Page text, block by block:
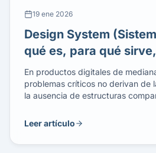
19 ene 2026
Design System
qué es, para qué
implementarlo
En productos digitales de
problemas críticos no derivan de
la ausencia de estructuras
inconsistentes, componentes
acumulando. Ante esto, el
Leer artículo